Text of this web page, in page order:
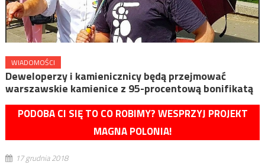
WIADOMOŚCI
Deweloperzy i kamienicznicy będą przejmować
warszawskie kamienice z 95-procentową bonifikatą
PODOBA CI SIĘ TO CO ROBIMY? WESPRZYJ PROJEKT
MAGNA POLONIA!
17 grudnia 2018